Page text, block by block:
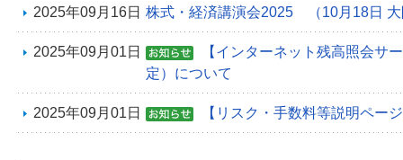
2025年09月16日 株式・経済講演会2025 （10月18日 大
2025年09月01日
【インターネット残高照会サ
定）について
2025年09月01日 【リスク・手数料等説明ペー